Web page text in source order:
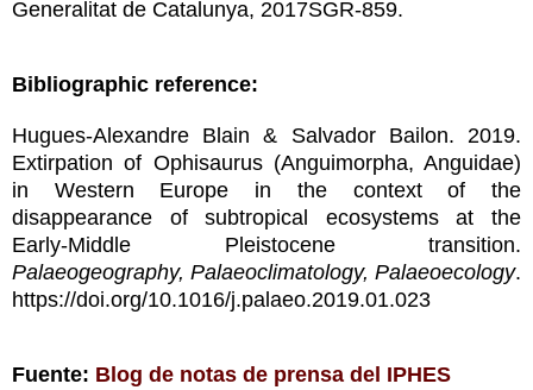
Generalitat de Catalunya, 2017SGR-859.
Bibliographic reference:
Hugues-Alexandre Blain & Salvador Bailon. 2019.
Extirpation of Ophisaurus (Anguimorpha, Anguidae)
in Western Europe in the context of the
disappearance of subtropical ecosystems at the
Early-Middle Pleistocene transition.
Palaeogeography, Palaeoclimatology, Palaeoecology.
https://doi.org/10.1016/j.palaeo.2019.01.023
Fuente: Blog de notas de prensa del IPHES